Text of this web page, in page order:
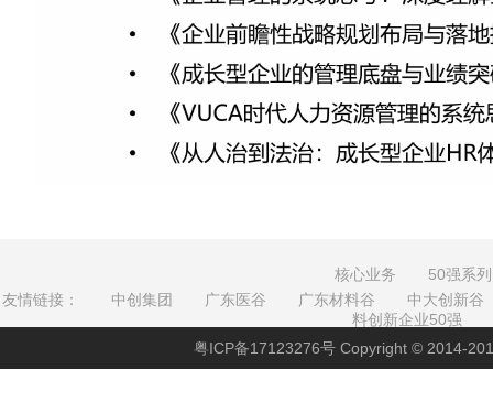
核心业务
50强系列
友情链接：
中创集团 广东医谷 广东材料谷
中大创新谷
料创新企业50强
粤ICP备17123276号 Copyright © 2014-